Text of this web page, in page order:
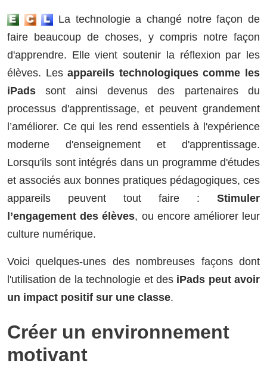
La technologie a changé notre façon de
faire beaucoup de choses, y compris notre façon
d'apprendre. Elle vient soutenir la réflexion par les
élèves. Lesappareils technologiques comme les
iPads sont ainsi devenus des partenaires du
processus d'apprentissage, et peuvent grandement
l’améliorer. Ce qui les rend essentiels à l'expérience
moderne d'enseignement et d'apprentissage.
Lorsqu'ils sont intégrés dans un programme d'études
et associés aux bonnes pratiques pédagogiques, ces
appareils peuvent tout faire : Stimuler
l’engagement des élèves, ou encore améliorer leur
culture numérique.
Voici quelques-unes des nombreuses façons dont
l'utilisation de la technologie et des iPads peut avoir
un impact positif sur une classe.
Créer un environnement
motivant